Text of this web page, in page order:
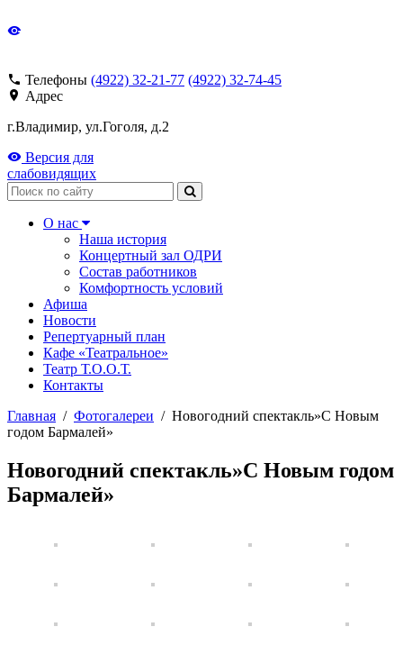
Телефоны (4922) 32-21-77 (4922) 32-74-45
Адрес
г.Владимир, ул.Гоголя, д.2
Версия для
слабовидящих
Поиск
О нас
Наша история
Концертный зал ОДРИ
Состав работников
Комфортность условий
Афиша
Новости
Репертуарный план
Кафе «Театральное»
Театр Т.О.О.Т.
Контакты
Главная / Фотогалереи / Новогодний спектакль»С Новым
годом Бармалей»
Новогодний спектакль»С Новым годом
Бармалей»